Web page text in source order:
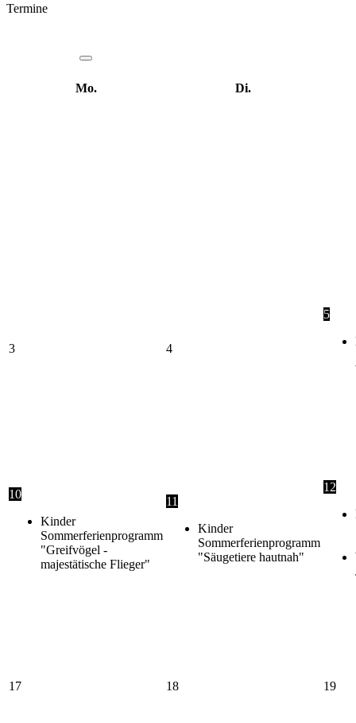
Termine
Mo. Di.
3 4
5
10
Kinder
Sommerferienprogramm
"Greifvögel -
majestätische Flieger"
11
Kinder
Sommerferienprogramm
"Säugetiere hautnah"
12
17 18 19